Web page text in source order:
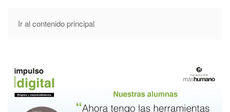
Ir al contenido principal